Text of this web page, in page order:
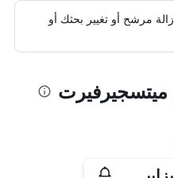
مرشح أو تغيير بحثك أو
ميتسجيرفيرت